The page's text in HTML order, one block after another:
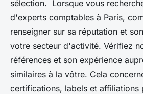
sélection. Lorsque vous
d'experts comptables à Paris,
renseigner sur sa réputation et
votre secteur d'activité. Vérifiez
références et son expérience
similaires à la vôtre. Cela
certifications, labels et affiliations